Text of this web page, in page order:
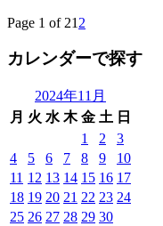
Page 1 of 21 2
カレンダーで探す
2024年11月
月 火 水 木 金 土 日
1 2
3
4
5 6 7 8 9
10
11 12 13 14 15 16 17
18 19 20 21 22 23 24
25 26 27 28 29 30